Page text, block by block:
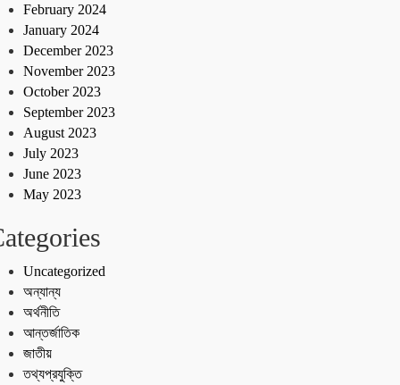
February 2024
January 2024
December 2023
November 2023
October 2023
September 2023
August 2023
July 2023
June 2023
May 2023
Uncategorized
অন্যান্য
অর্থনীতি
আন্তর্জাতিক
জাতীয়
তথ্যপ্রযুক্তি